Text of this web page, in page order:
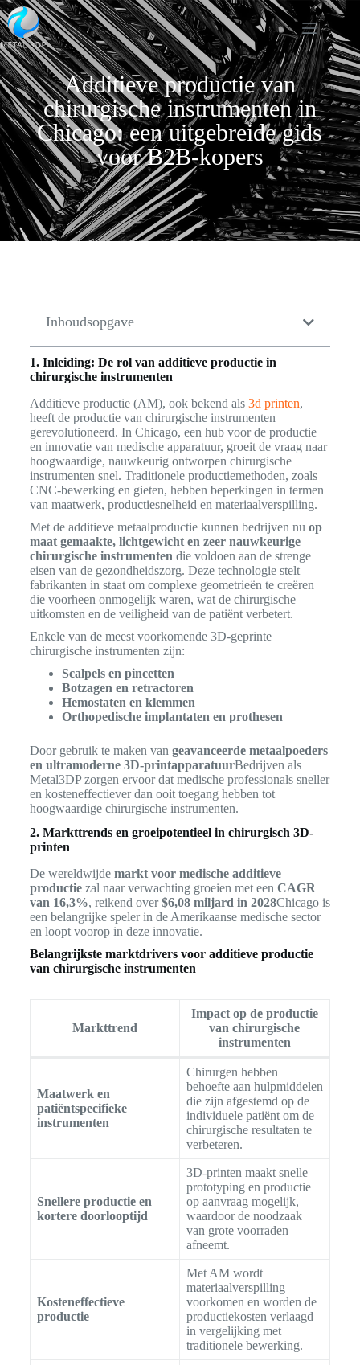
Additieve productie van
chirurgische instrumenten in
Chicago: een uitgebreide gids
voor B2B-kopers
Inhoudsopgave
1. Inleiding: De rol van additieve productie in
chirurgische instrumenten
Additieve productie (AM), ook bekend als 3d printen,
heeft de productie van chirurgische instrumenten
gerevolutioneerd. In Chicago, een hub voor de productie
en innovatie van medische apparatuur, groeit de vraag naar
hoogwaardige, nauwkeurig ontworpen chirurgische
instrumenten snel. Traditionele productiemethoden, zoals
CNC-bewerking en gieten, hebben beperkingen in termen
van maatwerk, productiesnelheid en materiaalverspilling.
Met de additieve metaalproductie kunnen bedrijven nu op
maat gemaakte, lichtgewicht en zeer nauwkeurige
chirurgische instrumenten die voldoen aan de strenge
eisen van de gezondheidszorg. Deze technologie stelt
fabrikanten in staat om complexe geometrieën te creëren
die voorheen onmogelijk waren, wat de chirurgische
uitkomsten en de veiligheid van de patiënt verbetert.
Enkele van de meest voorkomende 3D-geprinte
chirurgische instrumenten zijn:
Scalpels en pincetten
Botzagen en retractoren
Hemostaten en klemmen
Orthopedische implantaten en prothesen
Door gebruik te maken van geavanceerde metaalpoeders
en ultramoderne 3D-printapparatuurBedrijven als
Metal3DP zorgen ervoor dat medische professionals sneller
en kosteneffectiever dan ooit toegang hebben tot
hoogwaardige chirurgische instrumenten.
2. Markttrends en groeipotentieel in chirurgisch 3D-
printen
De wereldwijde markt voor medische additieve
productiezal naar verwachting groeien met een CAGR
van 16,3%, reikend over$6,08 miljard in 2028Chicago is
een belangrijke speler in de Amerikaanse medische sector
en loopt voorop in deze innovatie.
Belangrijkste marktdrivers voor additieve productie
van chirurgische instrumenten
Markttrend
Impact op de productie
van chirurgische
instrumenten
Maatwerk en
patiëntspecifieke
instrumenten
Chirurgen hebben
behoefte aan hulpmiddelen
die zijn afgestemd op de
individuele patiënt om de
chirurgische resultaten te
verbeteren.
Snellere productie en
kortere doorlooptijd
3D-printen maakt snelle
prototyping en productie
op aanvraag mogelijk,
waardoor de noodzaak
van grote voorraden
afneemt.
Kosteneffectieve
productie
Met AM wordt
materiaalverspilling
voorkomen en worden de
productiekosten verlaagd
in vergelijking met
traditionele bewerking.